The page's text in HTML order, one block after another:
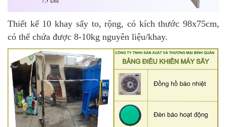
Thiết kế 10 khay sấy to, rộng, có kích thước 98x75cm,
có thể chứa được 8-10kg nguyên liệu/khay.